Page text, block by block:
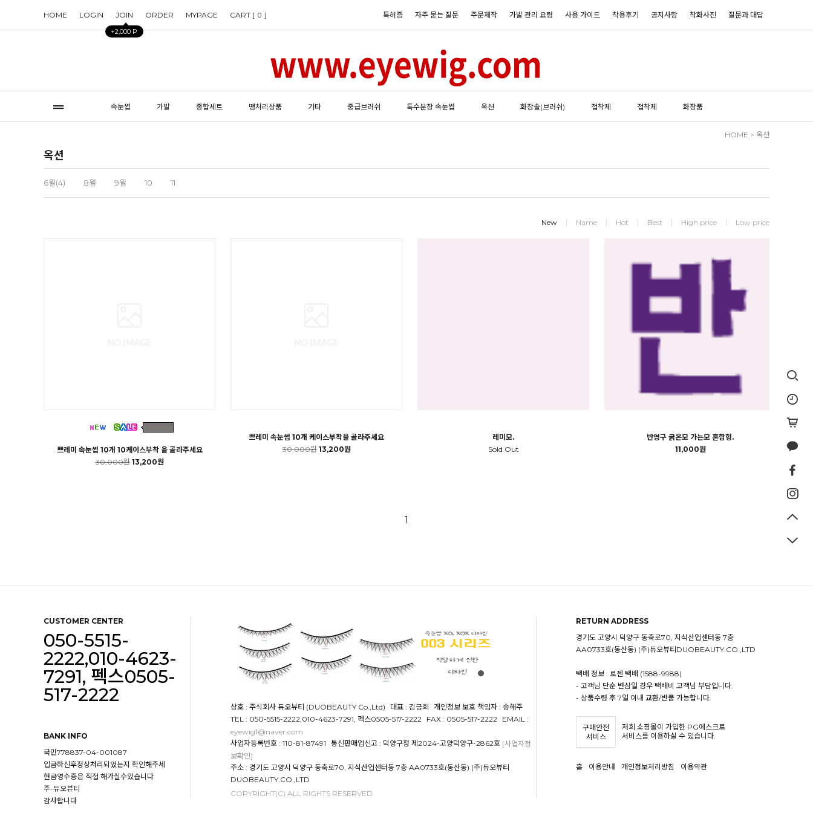
HOME LOGIN JOIN
+2,000 P
ORDER MYPAGE CART [ 0 ] 특허증 자주 묻는 질문 주문제작 가발 관리 요령 사용 가이드 착용후기 공지사항 착화사진 질문과 대답
속눈썹 가발 종합세트 땡처리상품 기타 중급브러쉬 특수분장 속눈썹 옥션 화장솔(브러쉬) 접착제 접착제 화장품
HOME > 옥션
옥션
6월(4) 8월 9월 10 11
New Name Hot Best High price Low price
쁘레미 속눈썹 10개 10케이스부착 을 골라주세요
30,000원 13,200원
쁘레미 속눈썹 10개 케이스부착을 골라주세요
30,000원 13,200원
레미모.
Sold Out
반영구 굵은모 가는모 혼합형.
11,000원
1
CUSTOMER CENTER
050-5515-
2222,010-4623-
7291, 펙스0505-
517-2222
BANK INFO
국민778837-04-001087
입금하신후정상처리되었는지 확인해주세
현금영수증은 직접 해가실수있습니다
주-듀오뷰티
감사합니다
상호 : 주식회사 듀오뷰티 (DUOBEAUTY Co.,Ltd) 대표 : 김금희 개인정보 보호 책임자 : 송해주
TEL : 050-5515-2222,010-4623-7291, 펙스0505-517-2222
FAX : 0505-517-2222
EMAIL :
eyewig1@naver.com
사업자등록번호 : 110-81-87491 통신판매업신고 : 덕양구청 제2024-고양덕양구-2862호 [사업자정
보확인]
주소 : 경기도 고양시 덕양구 동축로70, 지식산업센터동 7층 AA0733호(동산동) (주)듀오뷰티
DUOBEAUTY.CO.,LTD
COPYRIGHT(C) ALL RIGHTS RESERVED.
RETURN ADDRESS
경기도 고양시 덕양구 동축로70, 지식산업센터동 7층
AA0733호(동산동) (주)듀오뷰티DUOBEAUTY.CO.,LTD
택배 정보 : 로젠 택배 (1588-9988)
- 고객님 단순 변심일 경우 택배비 고객님 부담입니다.
- 상품수령 후 7일 이내 교환/반품 가능합니다.
구매안전
서비스
저희 쇼핑몰이 가입한 PG에스크로
서비스를 이용하실 수 있습니다.
홈 이용안내 개인정보처리방침 이용약관